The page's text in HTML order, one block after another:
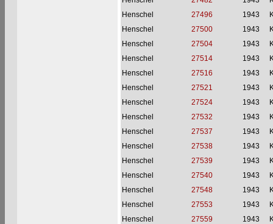
Henschel
27496 1943
Henschel
27500 1943
Henschel
27504 1943
Henschel
27514 1943
Henschel
27516 1943
Henschel
27521 1943
Henschel
27524 1943
Henschel
27532 1943
Henschel
27537 1943
Henschel
27538 1943
Henschel
27539 1943
Henschel
27540 1943
Henschel
27548 1943
Henschel
27553 1943
Henschel
27559 1943